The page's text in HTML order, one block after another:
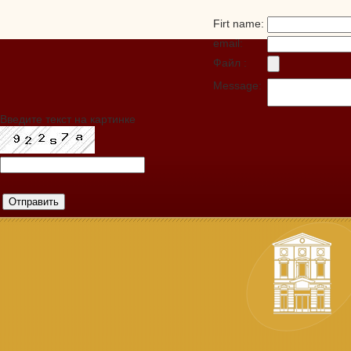
Firt name:
email:
Файл :
Message:
Введите текст на картинке